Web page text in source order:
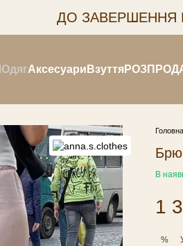
ДО ЗАВЕРШЕННЯ
ОдягАксесуари Взуття
Головна
В
1
%